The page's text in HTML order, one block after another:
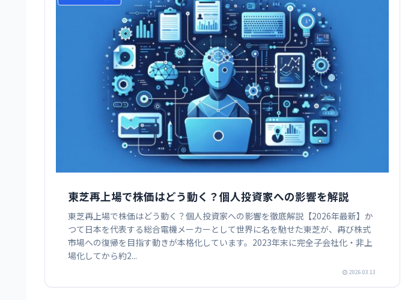
東芝再上場で株価はどう動く？個人投資家への影響を解説
東芝再上場で株価はどう動く？個人投資家への影響を徹底解説【2026年最新】か
つて日本を代表する総合電機メーカーとして世界に名を馳せた東芝が、再び株式
市場への復帰を目指す動きが本格化しています。2023年末に完全子会社化・非上
場化してから約2...
2026.03.13